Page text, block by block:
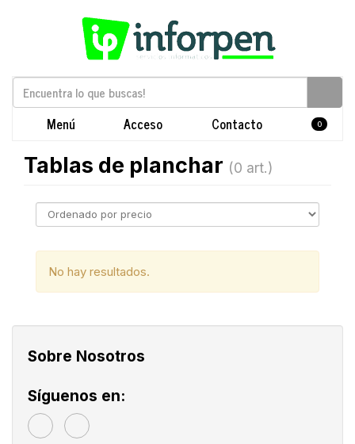
Menú Acceso Contacto 0
Tablas de planchar (0 art.)
No hay resultados.
Sobre Nosotros
Síguenos en: